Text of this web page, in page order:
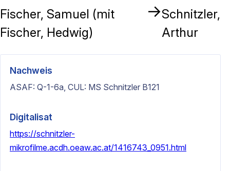
Fischer, Samuel (mit
Fischer, Hedwig)
→Schnitzler,
Arthur
Nachweis
ASAF: Q-1-6a, CUL: MS Schnitzler B121
Digitalisat
https://schnitzler-
mikrofilme.acdh.oeaw.ac.at/1416743_0951.html